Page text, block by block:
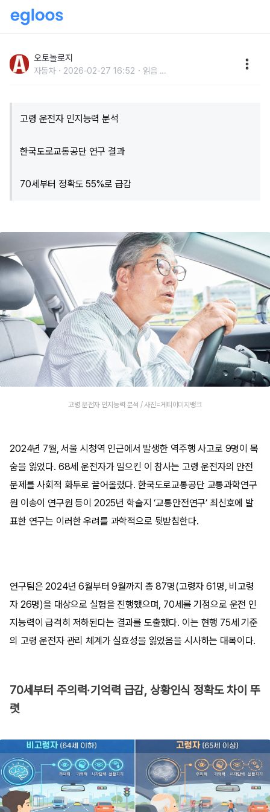
체 21.6%, '이 나이'부터 인지능력 '뚝'
오토놀로지
자동차 2026-02-27 16:52 읽음 ...
고령 운전자 인지능력 분석
한국도로교통공단 연구 결과
70세부터 정확도 55%로 급감
고령 운전자 인지능력 분석 / 사진=게티이미지뱅크
2024년 7월, 서울 시청역 인근에서 발생한 역주행 사고로 9명이 목
숨을 잃었다. 68세 운전자가 일으킨 이 참사는 고령 운전자의 안전
문제를 사회적 화두로 끌어올렸다. 한국도로교통공단 교통과학연구
원 이송이 연구원 등이 2025년 학술지 ‘교통안전연구’ 최신호에 발
표한 연구는 이러한 우려를 과학적으로 뒷받침한다.
연구팀은 2024년 6월부터 9월까지 총 87명(고령자 61명, 비고령
자 26명)을 대상으로 실험을 진행했으며, 70세를 기점으로 운전 인
지능력이 급격히 저하된다는 결과를 도출했다. 이는 현행 75세 기준
의 고령 운전자 관리 체계가 실효성을 잃었음을 시사하는 대목이다.
70세부터 주의력·기억력 급감, 상황인식 정확도 차이 뚜
렷